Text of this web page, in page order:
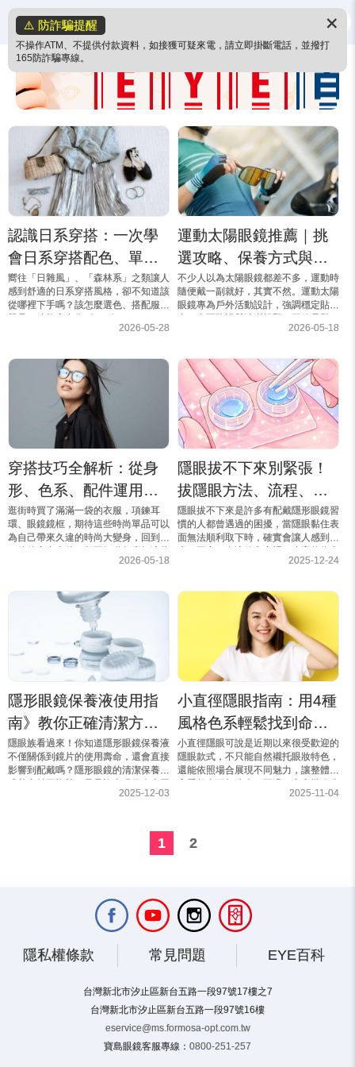
⚠️ 防詐騙提醒
不操作ATM、不提供付款資料，如接獲可疑來電，請立即掛斷電話，並撥打
165防詐騙專線。
✕
認識日系穿搭：一次學
會日系穿搭配色、單品
與隱眼搭配重點！
嚮往「日雜風」、「森林系」之類讓人
感到舒適的日系穿搭風格，卻不知道該
從哪裡下手嗎？該怎麼選色、搭配服裝
《FUDGE》雜誌那樣優雅、溫柔氣質
家認...
2026-05-28
運動太陽眼鏡推薦｜挑
選攻略、保養方式與人
氣款式一次看
不少人以為太陽眼鏡都差不多，運動時
隨便戴一副就好，其實不然。運動太陽
眼鏡專為戶外活動設計，強調穩定貼
山、跑步、騎車或水上活動，都能讓雙
2026-05-18
穿搭技巧全解析：從身
形、色系、配件運用，
建立你的時尚美學
逛街時買了滿滿一袋的衣服，項鍊耳
環、眼鏡鏡框，期待這些時尚單品可以
為自己帶來久違的時尚大變身，回到家
單品和現有服飾做搭配？現在就讓小寶
2026-05-18
隱眼拔不下來別緊張！
拔隱眼方法、流程、注
意事項一篇解析
隱眼拔不下來是許多有配戴隱形眼鏡習
慣的人都曾遇過的困擾，當隱眼黏住表
面無法順利取下時，確實會讓人感到焦
家詳細說明隱眼拔不下來的可能原因、
2025-12-24
隱形眼鏡保養液使用指
南》教你正確清潔方
法，避開NG行為！
隱眼族看過來！你知道隱形眼鏡保養液
不僅關係到鏡片的使用壽命，還會直接
影響到配戴嗎？隱形眼鏡的清潔保養方
生活忙碌而忽略了細節，容易導致鏡片
2025-12-03
小直徑隱眼指南：用4種
風格色系輕鬆找到命定
款美瞳！
小直徑隱眼可說是近期以來很受歡迎的
隱眼款式，不只能自然襯托眼妝特色，
還能依照場合展現不同魅力，讓整體妝
才是所謂的小直徑隱眼？隱眼直徑與著
2025-11-04
1 2
隱私權條款 常見問題 EYE百科
台灣新北市汐止區新台五路一段97號17樓之7
台灣新北市汐止區新台五路一段97號16樓
eservice@ms.formosa-opt.com.tw
寶島眼鏡客服專線： 0800-251-257